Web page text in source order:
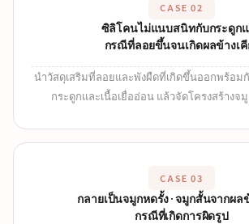
CASE 02
ซิลิโคนไม่แนบสนิทกับกระดูก
กรณีที่ลอยขึ้นจนเกิดผลข้างเคี
นำวัสดุเสริมที่ลอยและพังผืดที่เกิดขึ้นออกพร้อม
กระดูกและเนื้อเยื่ออ่อน แล้วจัดโครงสร้าง
CASE 03
กลายเป็นจมูกหดรั้ง·จมูกสั้นจากผล
กรณีที่เกิดการผิดรูป